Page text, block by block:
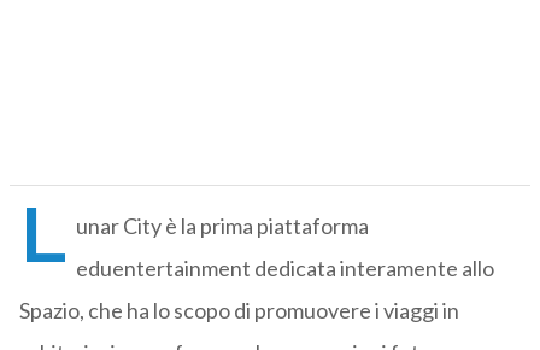
L unar City è la prima piattaforma
eduentertainment dedicata interamente allo
Spazio, che ha lo scopo di promuovere i viaggi in